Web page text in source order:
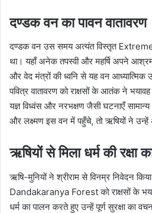
दण्डक वन का पावन वातावरण
दण्डक वन उस समय अत्यंत विस्तृत
था। यहाँ अनेक तपस्वी और महर्षि अपने
और वेद मंत्रों की ध्वनि से यह वन आध्यात्मिक
पवित्र वातावरण को राक्षसों के आतंक ने भयावह
यज्ञ विध्वंस और नरभक्षण जैसी घटनाएँ
और लक्ष्मण इस वन में पहुँचे, तो ऋषियों ने
ऋषियों से मिला धर्म की रक्षा
ऋषि-मुनियों ने श्रीराम से विनम्र निवेदन
Dandakaranya Forest को राक्षसों के भय
धर्म का पालन करते हुए उन्हें पूर्ण सुरक्षा का